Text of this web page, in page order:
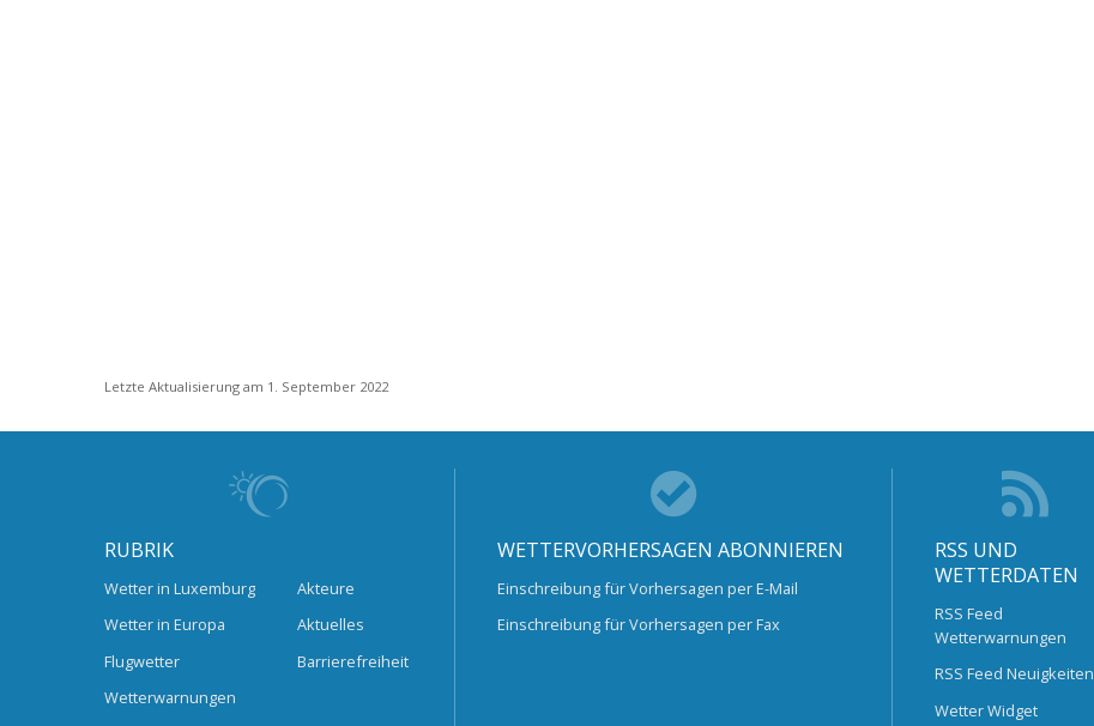
Letzte Aktualisierung am 1. September 2022
RUBRIK
Wetter in Luxemburg
Wetter in Europa
Flugwetter
Wetterwarnungen
Akteure
Aktuelles
Barrierefreiheit
WETTERVORHERSAGEN ABONNIEREN
Einschreibung für Vorhersagen per E-Mail
Einschreibung für Vorhersagen per Fax
RSS UND
WETTERDATEN
RSS Feed
Wetterwarnungen
RSS Feed Neuigkeiten
Wetter Widget